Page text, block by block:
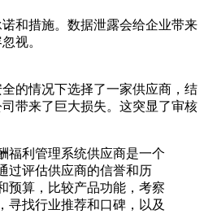
和措施。数据泄露会给企业带来
视。
的情况下选择了一家供应商，结
带来了巨大损失。这突显了审核
福利管理系统供应商是一个
过评估供应商的信誉和历
预算，比较产品功能，考察
寻找行业推荐和口碑，以及